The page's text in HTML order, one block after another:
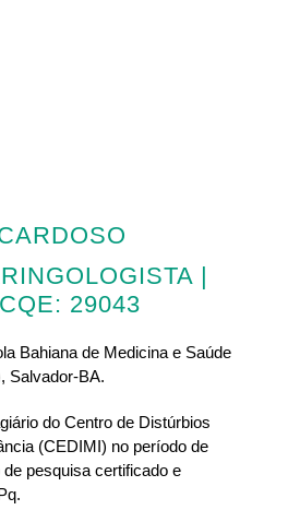
|
29043
Bahiana de Medicina e Saúde
Salvador-BA.
do Centro de Distúrbios
(CEDIMI) no período de
de pesquisa certificado e